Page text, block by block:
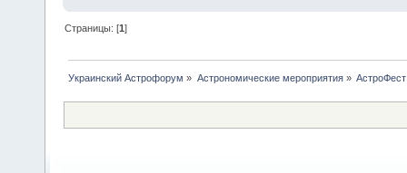
Страницы: [1]
Украинский Астрофорум » Астрономические мероприятия» АстроФест